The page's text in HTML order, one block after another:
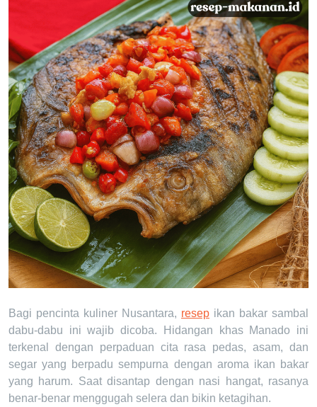
Bagi pencinta kuliner Nusantara, resep ikan bakar sambal
dabu-dabu ini wajib dicoba. Hidangan khas Manado ini
terkenal dengan perpaduan cita rasa pedas, asam, dan
segar yang berpadu sempurna dengan aroma ikan bakar
yang harum. Saat disantap dengan nasi hangat, rasanya
benar-benar menggugah selera dan bikin ketagihan.